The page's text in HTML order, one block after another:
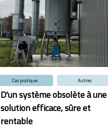
Cas pratique Autres
D'un système obsolète à une
solution efficace, sûre et
rentable